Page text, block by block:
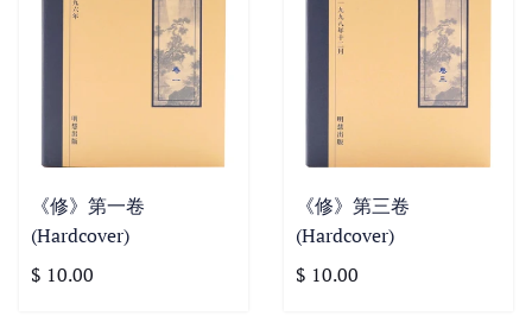
《修》第一卷
(Hardcover)
$ 10.00
《修》第三卷
(Hardcover)
$ 10.00